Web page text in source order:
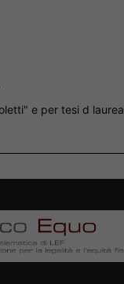
e per tesi d laurea